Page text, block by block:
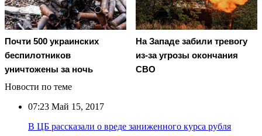
Почти 500 украинских
беспилотников
уничтожены за ночь
На Западе забили тревогу
из-за угрозы окончания
СВО
Новости по теме
07:23 Май 15, 2017
В ЦБ рассказали о вреде заниженного курса рубля